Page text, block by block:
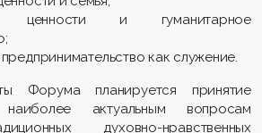
ценности и гуманитарное
как служение.
Форума планируется принятие
актуальным вопросам
духовно-нравственных